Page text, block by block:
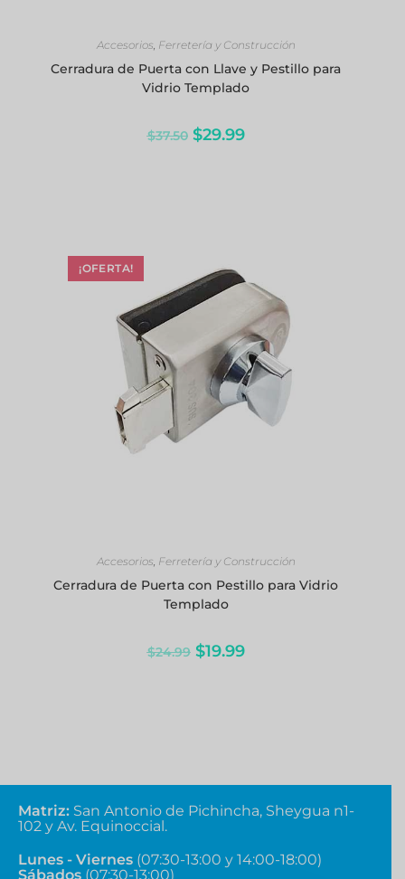
Accesorios, Ferretería y Construcción
Cerradura de Puerta con Llave y Pestillo para
Vidrio Templado
$37.50 $29.99
¡OFERTA!
Accesorios Ferretería y Construcción
Cerradura de Puerta con Pestillo para Vidrio
Templado
$24.99 $19.99
Matriz: San Antonio de Pichincha, Sheygua n1-
102 y Av. Equinoccial.
Lunes - Viernes (07:30-13:00 y 14:00-18:00)
Sábados (07:30-13:00)